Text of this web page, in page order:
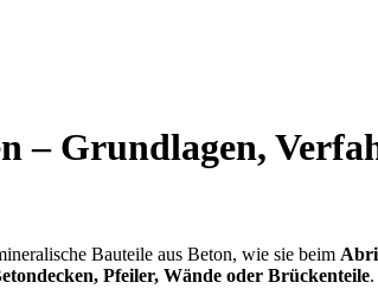
– Grundlagen,
Bauteile aus Beton, wie sie beim
Pfeiler, Wände oder Brückenteile